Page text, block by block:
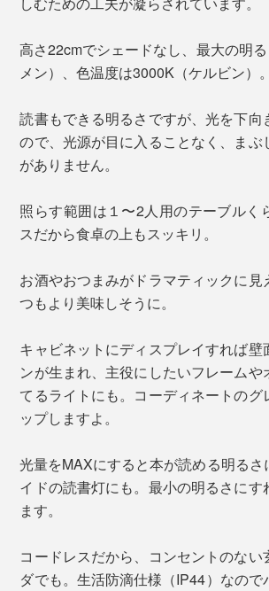
高さ22cmでシェードなし、最大の明
メン）、色温度は3000K（ケルビン）。
読書もできる明るさですが、光を下向
ので、光源が目に入ることなく、まぶ
がありません。
照らす範囲は１〜2人用のテーブルく
スだから食卓の上もスッキリ。
お酒やおつまみがドラマティックに見
つもより美味しそうに。
キャビネットにディスプレイすれば壁
ンが生まれ、主役にしたいフレームや
てるライトにも。コーディネートのグ
ップしますよ。
光量をMAXにすると本が読める明るさ
イドの読書灯にも。最小の明るさにす
ます。
コードレスだから、コンセントのない
ダでも。生活防滴仕様（IP44）なので